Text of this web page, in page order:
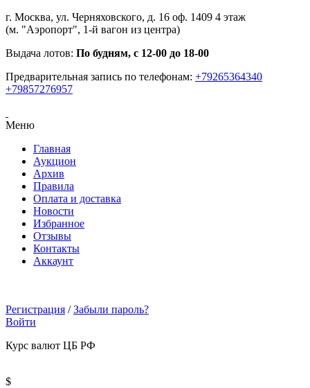
г. Москва, ул. Черняховского, д. 16 оф. 1409 4 этаж
(м. "Аэропорт", 1-й вагон из центра)
Выдача лотов: По будням, с 12-00 до 18-00
Предварительная запись по телефонам: +79265364340
+79857276957
Меню
Главная
Аукцион
Архив
Правила
Оплата и доставка
Новости
Избранное
Отзывы
Контакты
Аккаунт
Регистрация / Забыли пароль?
Войти
Курс валют ЦБ РФ
$